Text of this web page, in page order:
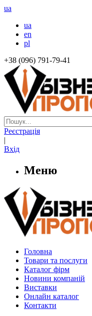
ua
ua
en
pl
+38 (096) 791-79-41
Реєстрація
|
Вхід
Меню
Головна
Товари та послуги
Каталог фірм
Новини компаній
Виставки
Онлайн каталог
Контакти